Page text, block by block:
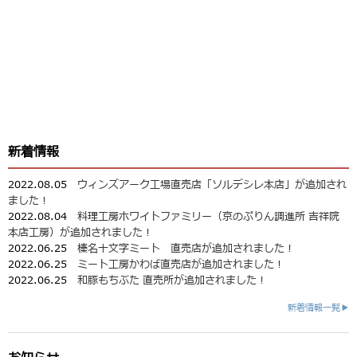
新着情報
2022.08.05 ウィンズアーク工場直売店「ソルデシレ本店」が追加され
ました！
2022.08.04 料理工房ホワイトファミリー（京のぷりん調進所 吉祥院
本店工房）が追加されました！
2022.06.25 榛名十文字ミート 直売店が追加されました！
2022.06.25 ミート工房かわば直売店が追加されました！
2022.06.25 和豚もちぶた 直売所が追加されました！
新着情報一覧▶